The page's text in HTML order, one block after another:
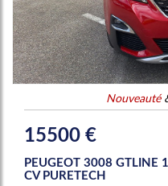
Nouveauté
15500 €
PEUGEOT 3008 GTLINE
CV PURETECH